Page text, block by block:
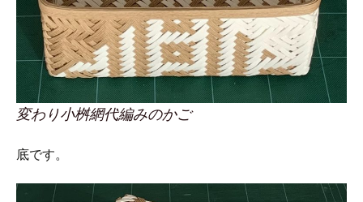
変わり小桝網代編みのかご
底です。